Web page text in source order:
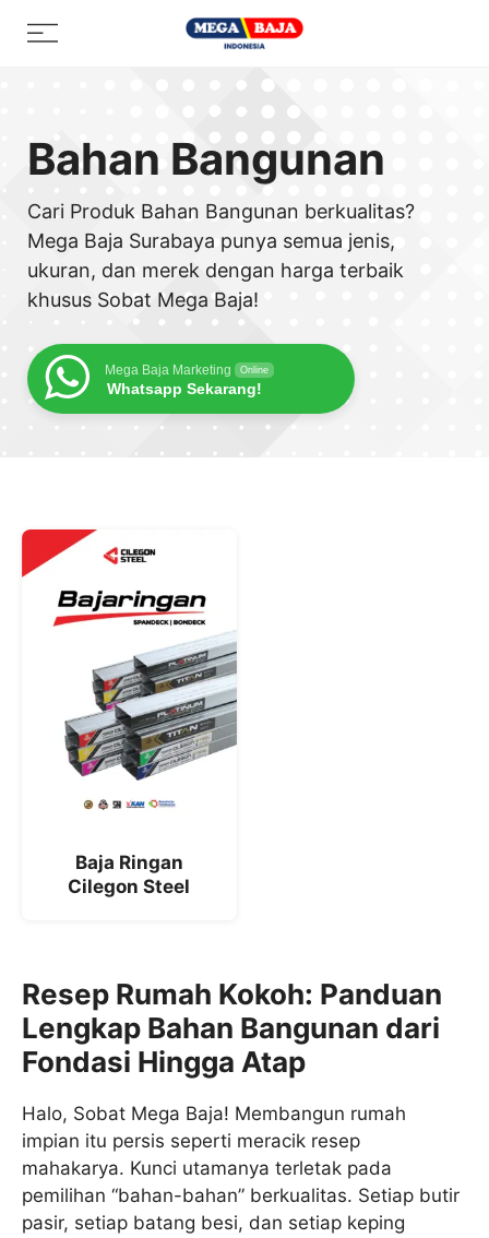
Menu
Bahan Bangunan
Cari Produk Bahan Bangunan berkualitas?
Mega Baja Surabaya punya semua jenis,
ukuran, dan merek dengan harga terbaik
khusus Sobat Mega Baja!
Mega Baja Marketing Online
Whatsapp Sekarang!
Baja Ringan
Cilegon Steel
Resep Rumah Kokoh: Panduan
Lengkap Bahan Bangunan dari
Fondasi Hingga Atap
Halo, Sobat Mega Baja! Membangun rumah
impian itu persis seperti meracik resep
mahakarya. Kunci utamanya terletak pada
pemilihan “bahan-bahan” berkualitas. Setiap butir
pasir, setiap batang besi, dan setiap keping